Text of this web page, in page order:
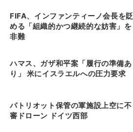
FIFA、インファンティーノ会長を貶
める「組織的かつ継続的な妨害」を
非難
ハマス、ガザ和平案「履行の準備あ
り」 米にイスラエルへの圧力要求
パトリオット保管の軍施設上空に不
審ドローン ドイツ西部